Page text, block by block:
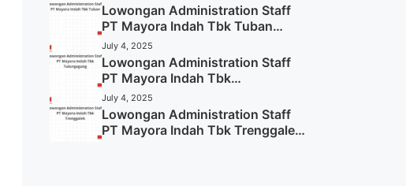
Lowongan Administration Staff
PT Mayora Indah Tbk Tuban
Tahun 2025 (Resmi)
July 4, 2025
Lowongan Administration Staff
PT Mayora Indah Tbk
Tulungagung Tahun 2025 (Lamar
Sekarang)
July 4, 2025
Lowongan Administration Staff
PT Mayora Indah Tbk Trenggalek